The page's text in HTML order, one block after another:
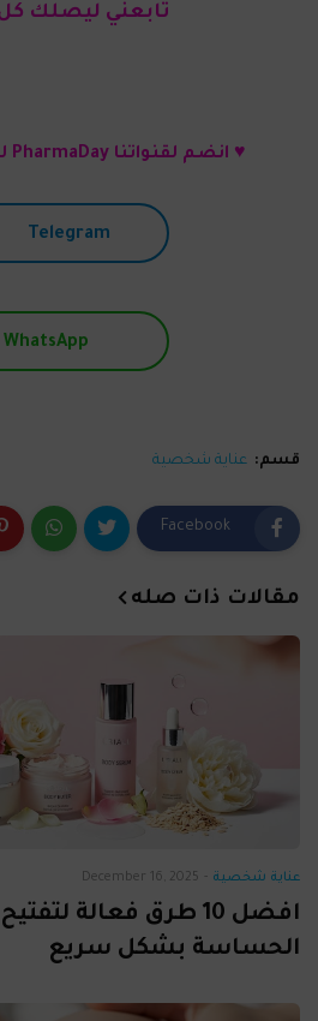
تابعني ليصلك
♥ انضم لقنواتنا PharmaDay ليصلك كل جديد ♥
Telegram
WhatsApp
قسم: عناية شخصية
Facebook
مقالات ذات صله
عناية شخصية -
December 16, 2025
افضل 10 طرق فعالة
الحساسة بشكل سريع